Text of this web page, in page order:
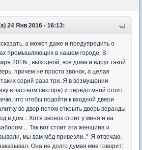
24 Янв 2016 - 16:13:
а может даже и предупредить о
промышляющих в нашем городе. В
2016г., выходной, все дома и вдруг такой
причем не просто звонок, а целая
серий раза три. Я в возмущении
в частном секторе) и передо мной стоит
что чтобы подойти к входной двери
во двор потом открыть дверь веранды
в дом... Хотя звонок стоит у меня и на
Так вот стоит эта женщина и
мы вам мёд привезли.." Я отвечаю,
Она не долго думая мне говорит: